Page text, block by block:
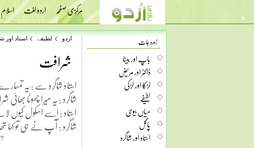
مرکزی صفحہ اردو لغت اسلام
اردو لطیفے استاد اور
شرافت
استاد شاگرد سے : یہ
شاگرد : یہ میرا چھوٹا
استاد : اسے اسکول کیوں
شاگرد : آپ نے ہی تو
زمرہ جات
باپ اور بیٹا
ڈاکٹر اور مریض
لڑکا اور لڑکی
لطیفے
میاں بیوی
پاگل
استاد اور شاگرد